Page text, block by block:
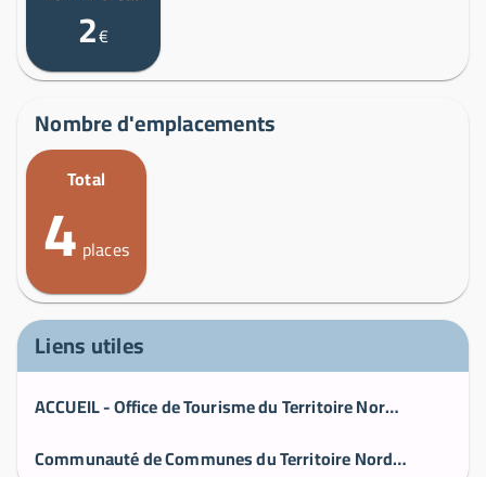
2€
Nombre d'emplacements
Total
4 places
Liens utiles
ACCUEIL - Office de Tourisme du Territoire Nord Picardie > Somme > Hauts-de-France
Communauté de Communes du Territoire Nord Picardie